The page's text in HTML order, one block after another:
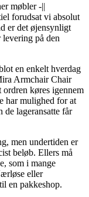
møbler -||
forudsat vi absolut
er det øjensynligt
på den
en enkelt hverdag
Armchair Chair
køres igennem
har mulighed for at
de lageransatte får
men undertiden er
beløb. Ellers må
som i mange
eller
en pakkeshop.